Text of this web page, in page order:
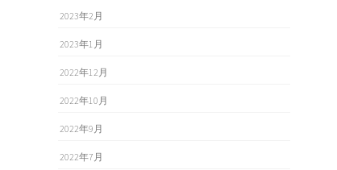
2023年2月
2023年1月
2022年12月
2022年10月
2022年9月
2022年7月